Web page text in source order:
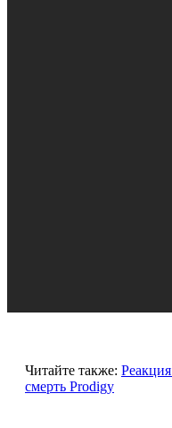
Читайте также:
смерть Prodigy